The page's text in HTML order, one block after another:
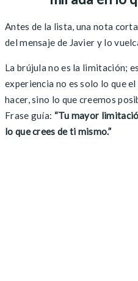
Antes de la lista, una nota
del mensaje de Javier y lo
La brújula no es la limitación;
experiencia no es solo lo que
hacer, sino lo que creemos
Frase guía: “Tu mayor
lo que crees de ti mismo.”